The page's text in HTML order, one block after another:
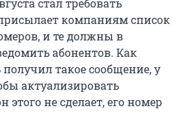
стал требовать
компаниям список
и те должны в
абонентов. Как
получил такое сообщение, у
актуализировать
не сделает, его номер